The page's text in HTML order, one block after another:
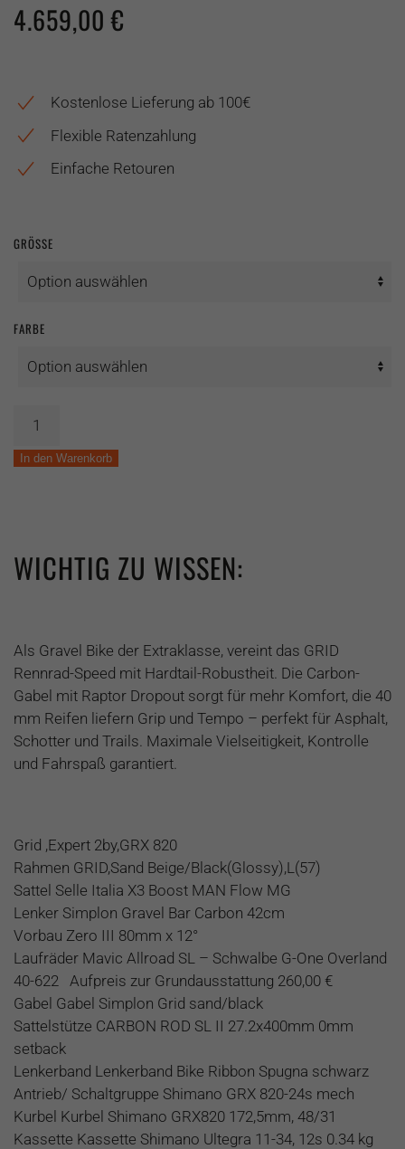
4.659,00€
Kostenlose Lieferung ab 100€
Flexible Ratenzahlung
Einfache Retouren
GRÖSSE
FARBE
2by
In den Warenkorb
WICHTIG ZU WISSEN:
Als Gravel Bike der Extraklasse, vereint das GRID
Rennrad-Speed mit Hardtail-Robustheit. Die Carbon-
Gabel mit Raptor Dropout sorgt für mehr Komfort, die 40
mm Reifen liefern Grip und Tempo – perfekt für Asphalt,
Schotter und Trails. Maximale Vielseitigkeit, Kontrolle
und Fahrspaß garantiert.
Grid ,Expert 2by,GRX 820
Rahmen GRID,Sand Beige/Black(Glossy),L(57)
Sattel Selle Italia X3 Boost MAN Flow MG
Lenker Simplon Gravel Bar Carbon 42cm
Vorbau Zero III 80mm x 12°
Laufräder Mavic Allroad SL – Schwalbe G-One Overland
40-622 Aufpreis zur Grundausstattung 260,00 €
Gabel Gabel Simplon Grid sand/black
Sattelstütze CARBON ROD SL II 27.2x400mm 0mm
setback
Lenkerband Lenkerband Bike Ribbon Spugna schwarz
Antrieb/ Schaltgruppe Shimano GRX 820-24s mech
Kurbel Kurbel Shimano GRX820 172,5mm, 48/31
Kassette Kassette Shimano Ultegra 11-34, 12s 0.34 kg